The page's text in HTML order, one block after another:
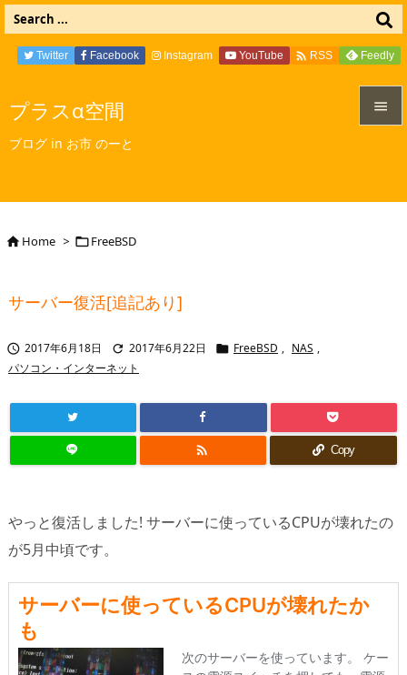
プラスα空間
ブログ in お市 のーと

Twitter Facebook Instagram YouTube  RSS Feedly
Home > FreeBSD
サーバー復活[追記あり]
 2017年6月18日  2017年6月22日  FreeBSD , NAS ,
パソコン・インターネット
 Copy
やっと復活しました! サーバーに使っているCPUが壊れたの
が5月中頃です。